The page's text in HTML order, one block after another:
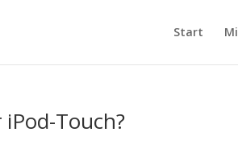
Start
Touch?